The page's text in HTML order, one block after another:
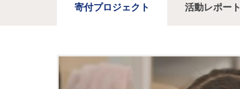
寄付プロジェクト 活動レポート